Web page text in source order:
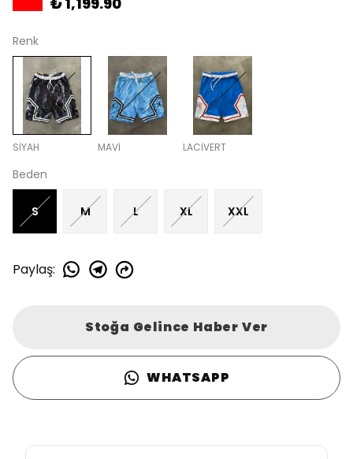
Renk
SİYAH MAVİ LACİVERT
Beden
S M L XL XXL
Paylaş:
Stoğa Gelince Haber Ver
WHATSAPP